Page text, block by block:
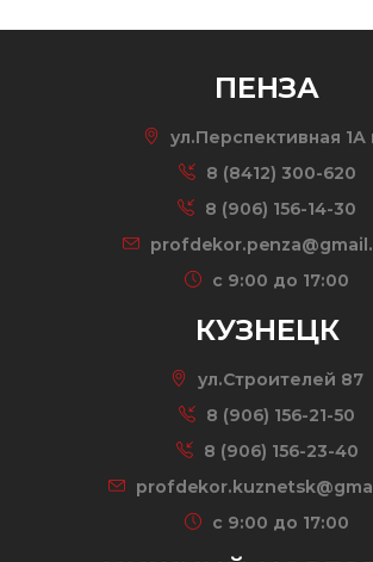
ПЕНЗА
ул.Перспективная 1А
8 (8412) 300-620
8 (906) 156-14-30
c 9:00 до 17:00
КУЗНЕЦК
ул.Строителей 87
8 (906) 156-21-50
8 (906) 156-23-40
c 9:00 до 17:00